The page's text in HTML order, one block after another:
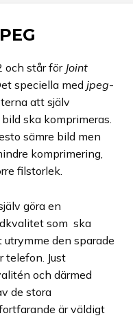
och står för Joint
speciella med jpeg-
att själv
ska komprimeras.
sämre bild men
komprimering,
filstorlek.
göra en
som ska
den sparade
telefon. Just
och därmed
de stora
är väldigt